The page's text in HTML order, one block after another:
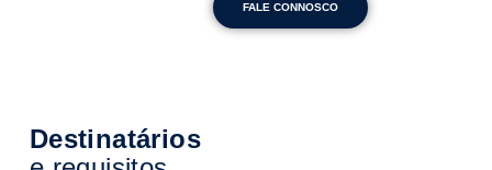
FALE CONNOSCO
Destinatários